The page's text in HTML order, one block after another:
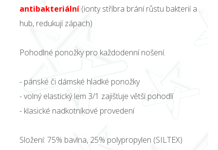
antibakteriální (ionty stříbra brání růstu bakterií a
hub, redukují zápach)
Pohodlné ponožky pro každodenní nošení.
- pánské či dámské hladké ponožky
- volný elastický lem 3/1 zajišťuje větší pohodlí
- klasické nadkotníkové provedení
Složení: 75% bavlna, 25% polypropylen (SILTEX)